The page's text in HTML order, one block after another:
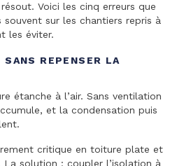
résout. Voici les cinq erreurs que
sur les chantiers repris à
les éviter.
SANS REPENSER LA
étanche à l’air. Sans ventilation
et la condensation puis
critique en toiture plate et
La solution : coupler l’isolation à